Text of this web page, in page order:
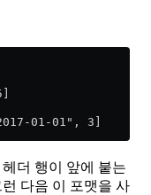
01-01", 3]
더 행이 앞에 붙는
런 다음 이 포맷을 사